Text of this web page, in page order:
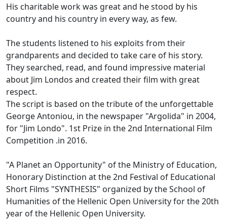
His charitable work was great and he stood by his
country and his country in every way, as few.
The students listened to his exploits from their
grandparents and decided to take care of his story.
They searched, read, and found impressive material
about Jim Londos and created their film with great
respect.
The script is based on the tribute of the unforgettable
George Antoniou, in the newspaper "Argolida" in 2004,
for "Jim Londo". 1st Prize in the 2nd International Film
Competition .in 2016.
"A Planet an Opportunity" of the Ministry of Education,
Honorary Distinction at the 2nd Festival of Educational
Short Films "SYNTHESIS" organized by the School of
Humanities of the Hellenic Open University for the 20th
year of the Hellenic Open University.